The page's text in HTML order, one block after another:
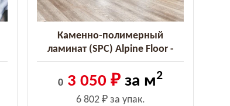
Каменно-полимерный
ламинат (SPC) Alpine Floor -
Real Wood Дуб Carry (ECO 2-10
MC) (ECO 2-10 MC)
0 3 050 ₽ за м2
6 802 ₽за упак.